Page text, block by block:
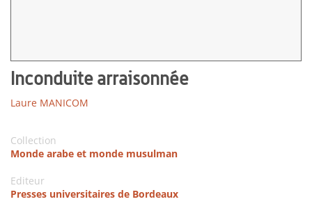
Inconduite arraisonnée
Laure MANICOM
Collection
Monde arabe et monde musulman
Editeur
Presses universitaires de Bordeaux